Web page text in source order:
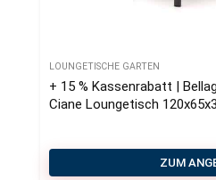
LOUNGETISCHE GARTEN
+ 15 % Kassenrabatt |
Ciane Loungetisch
ZUM